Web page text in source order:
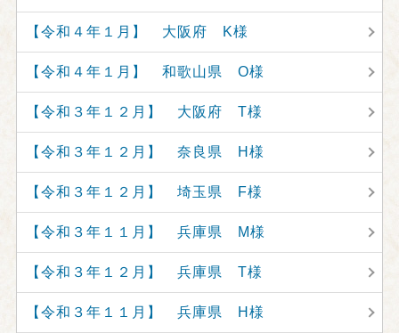
【令和４年１月】 大阪府 K様
【令和４年１月】 和歌山県 O様
【令和３年１２月】 大阪府 T様
【令和３年１２月】 奈良県 H様
【令和３年１２月】 埼玉県 F様
【令和３年１１月】 兵庫県 M様
【令和３年１２月】 兵庫県 T様
【令和３年１１月】 兵庫県 H様